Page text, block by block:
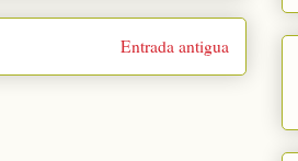
Entrada antigua